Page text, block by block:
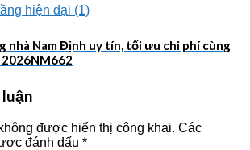
nhà Nam Định uy tín, tối ưu chi phí cùng
được hiển thị công khai. Các
đánh dấu *